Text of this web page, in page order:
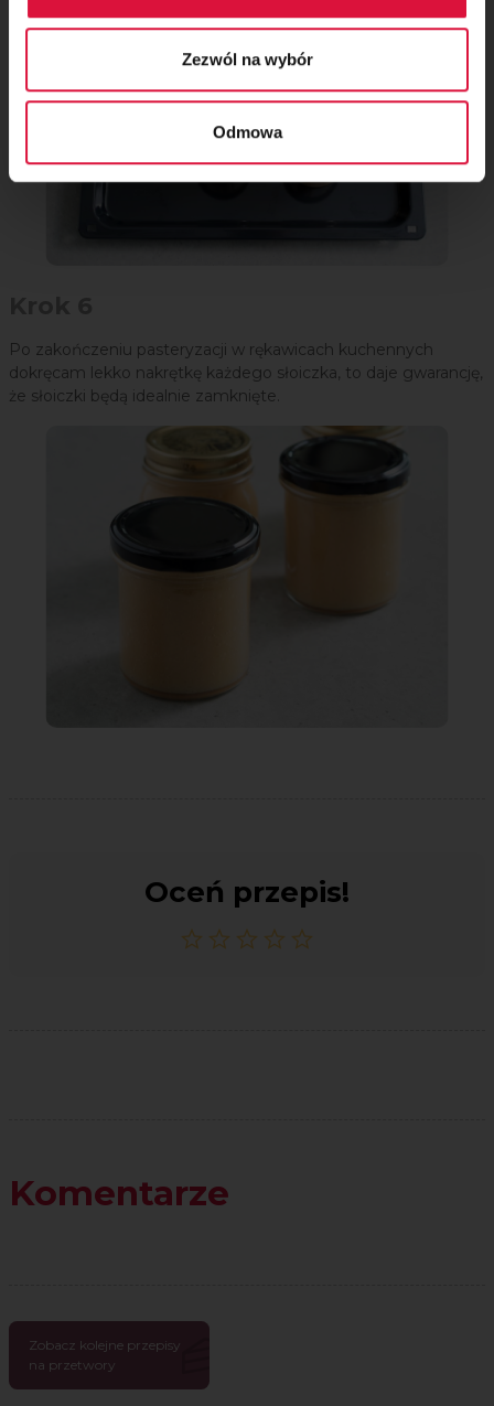
Zezwól na wybór
Odmowa
Po zakończeniu pasteryzacji w rękawicach kuchennych
dokręcam lekko nakrętkę każdego słoiczka, to daje gwarancję,
że słoiczki będą idealnie zamknięte.
Oceń przepis!
Komentarze
Zobacz kolejne przepisy
na przetwory